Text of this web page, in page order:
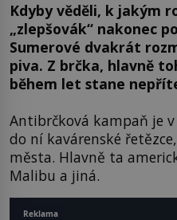
Kdyby věděli, k jakým
„zlepšovák“ nakonec
Sumerové dvakrát
piva. Z brčka, hlavně
během let stane
Antibrčková kampaň je
do ní kavárenské
města. Hlavně ta
Malibu a jiná.
Reklama